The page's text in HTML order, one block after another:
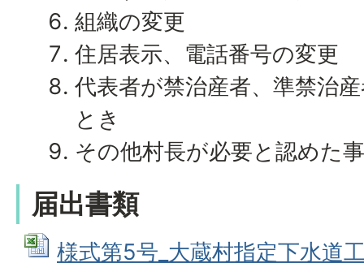
組織の変更
住居表示、電話番号の変更
代表者が禁治産者、準禁治
とき
その他村長が必要と認めた
届出書類
様式第5号_大蔵村指定下水道